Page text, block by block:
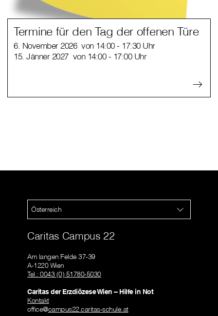
Termine für den Tag der offenen Türe
6. November 2026 von 14:00 - 17:30 Uhr
15. Jänner 2027 von 14:00 - 17:00 Uhr
Österreich
Caritas Campus 22
Am langen Felde 37-39
A-1220 Wien
Tel.: 0043 (0) 51780-5030
Caritas der Erzdiözese Wien – Hilfe in Not
Kontakt
office@campus22.caritas-schule.at